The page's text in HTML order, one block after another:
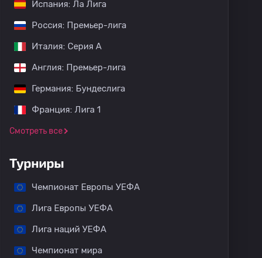
Испания: Ла Лига
Россия: Премьер-лига
Италия: Серия А
Англия: Премьер-лига
Германия: Бундеслига
Франция: Лига 1
Смотреть все
Турниры
Чемпионат Европы УЕФА
Лига Европы УЕФА
Лига наций УЕФА
Чемпионат мира